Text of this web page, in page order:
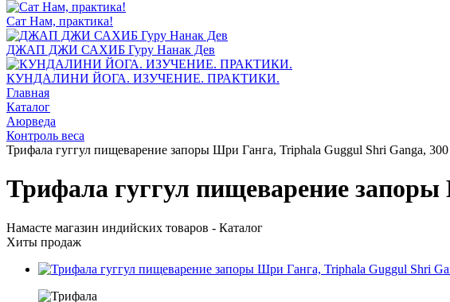
Сат Нам, практика!
ДЖАП ДЖИ САХИБ Гуру Нанак Дев
КУНДАЛИНИ ЙОГА. ИЗУЧЕНИЕ. ПРАКТИКИ.
Главная
Каталог
Аюрведа
Контроль веса
Трифала гуггул пищеварение запоры Шри Ганга, Triphala Guggul Shri Ganga, 300
Трифала гуггул пищеварение
Намасте магазин индийских товаров - Каталог
Хиты продаж